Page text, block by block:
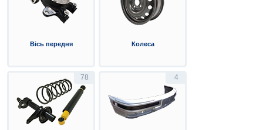
Вісь передня Колеса
78 4